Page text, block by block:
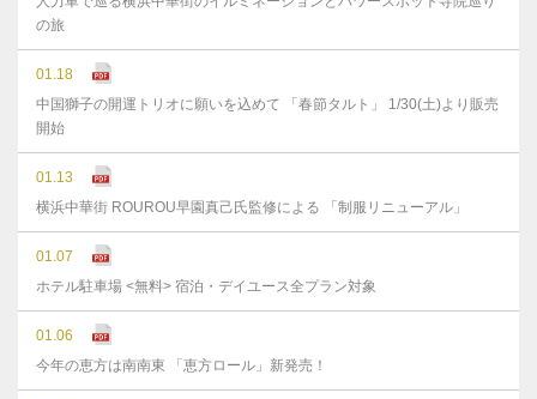
の旅
01.18
中国獅子の開運トリオに願いを込めて 「春節タルト」 1/30(土)より販売
開始
01.13
横浜中華街 ROUROU早園真己氏監修による 「制服リニューアル」
01.07
ホテル駐車場 <無料> 宿泊・デイユース全プラン対象
01.06
今年の恵方は南南東 「恵方ロール」新発売！